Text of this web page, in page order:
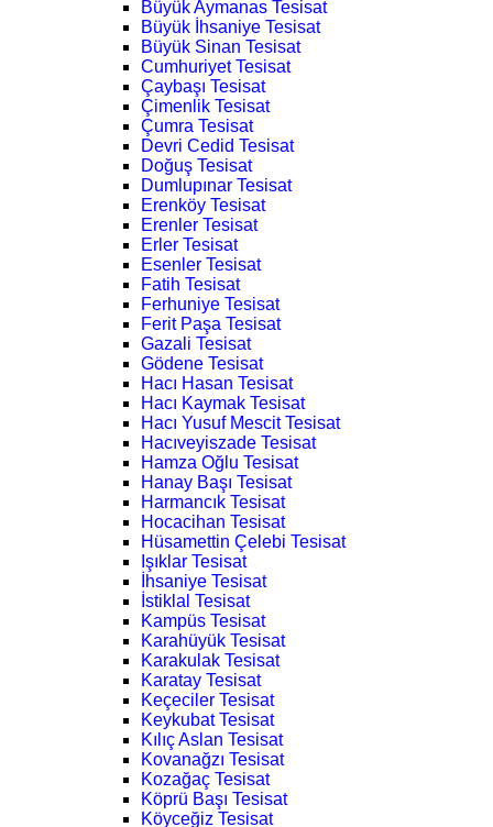
Büyük Aymanas Tesisat
Büyük İhsaniye Tesisat
Büyük Sinan Tesisat
Cumhuriyet Tesisat
Çaybaşı Tesisat
Çimenlik Tesisat
Çumra Tesisat
Devri Cedid Tesisat
Doğuş Tesisat
Dumlupınar Tesisat
Erenköy Tesisat
Erenler Tesisat
Erler Tesisat
Esenler Tesisat
Fatih Tesisat
Ferhuniye Tesisat
Ferit Paşa Tesisat
Gazali Tesisat
Gödene Tesisat
Hacı Hasan Tesisat
Hacı Kaymak Tesisat
Hacı Yusuf Mescit Tesisat
Hacıveyiszade Tesisat
Hamza Oğlu Tesisat
Hanay Başı Tesisat
Harmancık Tesisat
Hocacihan Tesisat
Hüsamettin Çelebi Tesisat
Işıklar Tesisat
İhsaniye Tesisat
İstiklal Tesisat
Kampüs Tesisat
Karahüyük Tesisat
Karakulak Tesisat
Karatay Tesisat
Keçeciler Tesisat
Keykubat Tesisat
Kılıç Aslan Tesisat
Kovanağzı Tesisat
Kozağaç Tesisat
Köprü Başı Tesisat
Köyceğiz Tesisat